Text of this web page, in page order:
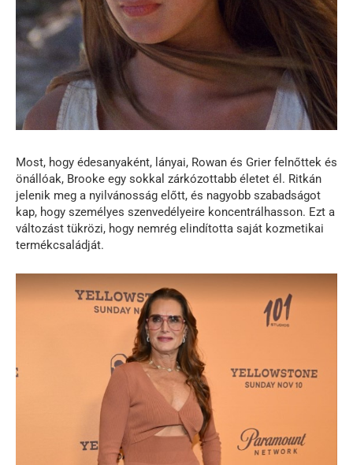
Most, hogy édesanyaként, lányai, Rowan és Grier felnőttek és
önállóak, Brooke egy sokkal zárkózottabb életet él. Ritkán
jelenik meg a nyilvánosság előtt, és nagyobb szabadságot
kap, hogy személyes szenvedélyeire koncentrálhasson. Ezt a
változást tükrözi, hogy nemrég elindította saját kozmetikai
termékcsaládját.